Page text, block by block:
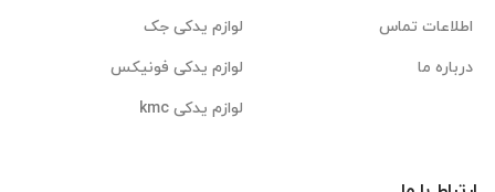
اطلاعات تماس
درباره ما
لوازم یدکی جک
لوازم یدکی فونیکس
لوازم یدکی kmc